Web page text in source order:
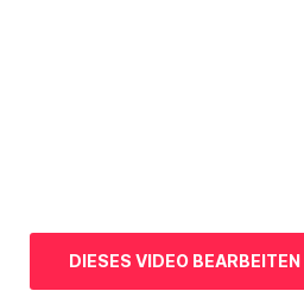
DIESES VIDEO BEARBEITEN